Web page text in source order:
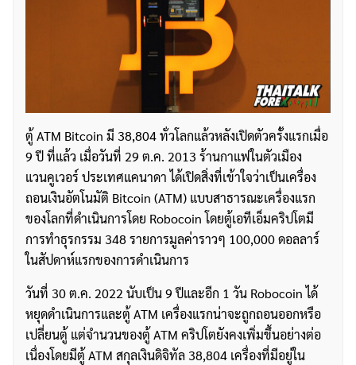
ตู้ ATM Bitcoin มี 38,804 ทั่วโลกแล้วหลังเปิดตัวครั้งแรกเมื่อ
9 ปี ที่แล้ว เมื่อวันที่ 29 ต.ค. 2013 ร้านกาแฟในตัวเมือง
แวนคูเวอร์ ประเทศแคนาดา ได้เปิดสิ่งที่เข้าใจว่าเป็นเครื่อง
ถอนเงินอัตโนมัติ Bitcoin (ATM) แบบสาธารณะเครื่องแรก
ของโลกที่ดำเนินการโดย Robocoin โดยตู้เอทีเอ็มคริปโตมี
การทำธุรกรรม 348 รายการมูลค่าราวๆ 100,000 ดอลลาร์
ในสัปดาห์แรกของการดำเนินการ
วันที่ 30 ต.ค. 2022 นับเป็น 9 ปีและอีก 1 วัน Robocoin ได้
หยุดดำเนินการและตู้ ATM เครื่องแรกน่าจะถูกถอนออกหรือ
เปลี่ยนตู้ แต่จำนวนของตู้ ATM คริปโตยังคงเพิ่มขึ้นอย่างต่อ
เนื่องโดยมีตู้ ATM สกุลเงินดิจิทัล 38,804 เครื่องที่มีอยู่ใน